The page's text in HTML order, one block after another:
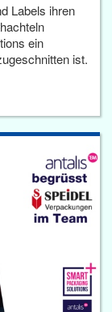
Labels ihren
ein
ist.